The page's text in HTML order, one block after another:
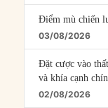
Điểm mù chiến
03/08/2026
Đặt cược vào
và khía cạnh
02/08/2026